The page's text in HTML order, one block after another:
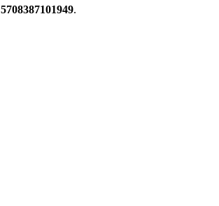
5708387101949.